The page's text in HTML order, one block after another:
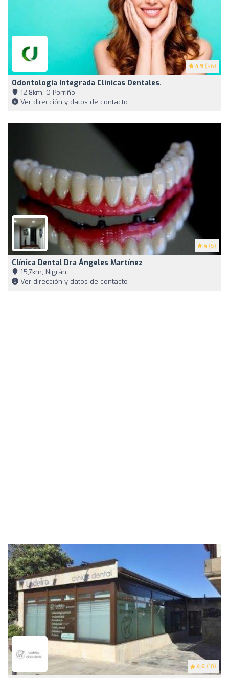
4.9 (96)
Odontologia Integrada Clínicas Dentales.
12,8km, O Porriño
Ver dirección y datos de contacto
4 (5)
Clínica Dental Dra Ángeles Martínez
15,7km, Nigrán
Ver dirección y datos de contacto
4.6 (10)